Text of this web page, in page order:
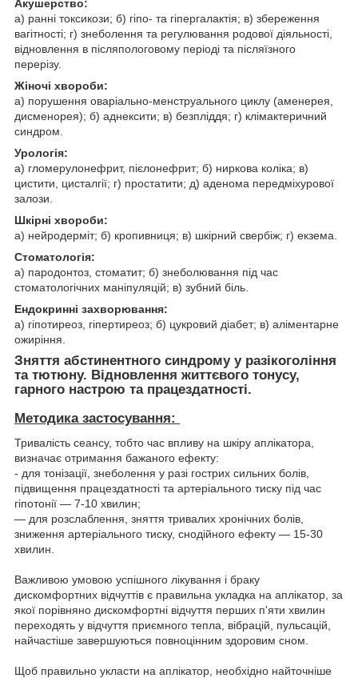
Акушерство:
а) ранні токсикози; б) гіпо- та гіпергалактія; в) збереження
вагітності; г) знеболення та регулювання родової діяльності,
відновлення в післяпологовому періоді та післяїзного
перерізу.
Жіночі хвороби:
а) порушення оваріально-менструального циклу (аменерея,
дисменорея); б) аднексити; в) безпліддя; г) клімактеричний
синдром.
Урологія:
а) гломерулонефрит, пієлонефрит; б) ниркова коліка; в)
цистити, цисталгії; г) простатити; д) аденома передміхурової
залози.
Шкірні хвороби:
а) нейродерміт; б) кропивниця; в) шкірний свербіж; г) екзема.
Стоматологія:
а) пародонтоз, стоматит; б) знеболювання під час
стоматологічних маніпуляцій; в) зубний біль.
Ендокринні захворювання:
а) гіпотиреоз, гіпертиреоз; б) цукровий діабет; в) аліментарне
ожиріння.
Зняття абстинентного синдрому у разікогоління
та тютюну. Відновлення життєвого тонусу,
гарного настрою та працездатності.
Методика застосування:
Тривалість сеансу, тобто час впливу на шкіру аплікатора,
визначає отримання бажаного ефекту:
- для тонізації, знеболення у разі гострих сильних болів,
підвищення працездатності та артеріального тиску під час
гіпотонії — 7-10 хвилин;
— для розслаблення, зняття тривалих хронічних болів,
зниження артеріального тиску, снодійного ефекту — 15-30
хвилин.
Важливою умовою успішного лікування і браку
дискомфортних відчуттів є правильна укладка на аплікатор, за
якої порівняно дискомфортні відчуття перших п'яти хвилин
переходять у відчуття приємного тепла, вібрацій, пульсацій,
найчастіше завершуються повноцінним здоровим сном.
Щоб правильно укласти на аплікатор, необхідно найточніше